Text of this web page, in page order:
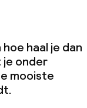
haal je dan
je onder
mooiste